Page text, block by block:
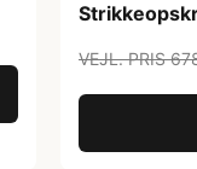
VEJL. PRIS